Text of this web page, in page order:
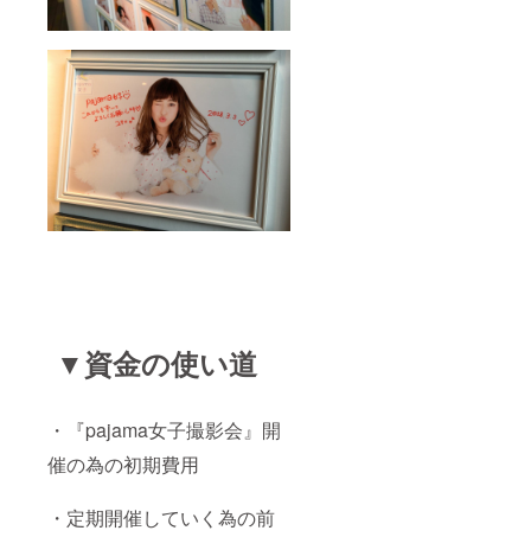
▼資金の使い道
・『pajama女子撮影会』開
催の為の初期費用
・定期開催していく為の前